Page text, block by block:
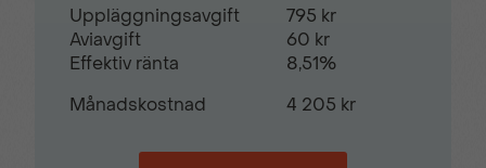
Uppläggningsavgift
795 kr
Aviavgift
60 kr
Effektiv ränta
8,51%
Månadskostnad
4 205 kr